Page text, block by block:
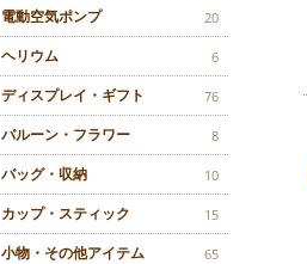
電動空気ポンプ 20
ヘリウム 6
ディスプレイ・ギフト 76
バルーン・フラワー 8
バッグ・収納 10
カップ・スティック 15
小物・その他アイテム 65